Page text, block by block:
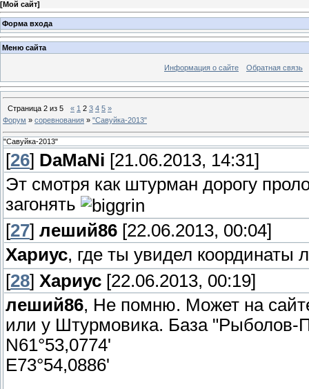
[Мой сайт]
Форма входа
Меню сайта
Информация о сайте Обратная связь
Страница 2 из 5 « 1 2 3 4 5 »
Форум » соревнования » "Савуйка-2013"
"Савуйка-2013"
[26] DaMaNi [21.06.2013, 14:31]
Эт смотря как штурман дорогу
загонять
[27] леший86 [22.06.2013, 00:04]
Хариус, где ты увидел координаты
[28] Хариус [22.06.2013, 00:19]
леший86, Не помню. Может на
или у Штурмовика. База "Рыболов-
N61°53,0774'
E73°54,0886'